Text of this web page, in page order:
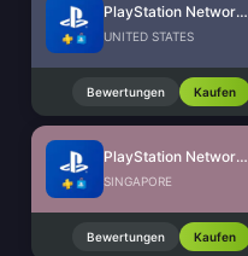
PlayStation Network Card (US)
UNITED STATES
Bewertungen Kaufen
PlayStation Network Card (SG)
SINGAPORE
Bewertungen Kaufen